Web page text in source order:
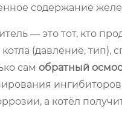
содержание
— это тот, кто
(давление, тип),
сам обратный осмос
а котёл